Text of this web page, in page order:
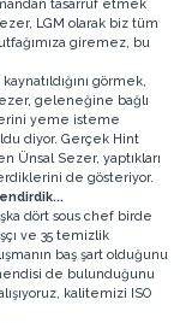
tasarruf etmek
LGM olarak biz tüm
giremez, bu
görmek,
geleneğine bağlı
yeme isteme
diyor. Gerçek Hint
Sezer, yaptıkları
de gösteriyor.
dört sous chef birde
ve 35 temizlik
baş şart olduğunu
de bulunduğunu
kalitemizi ISO